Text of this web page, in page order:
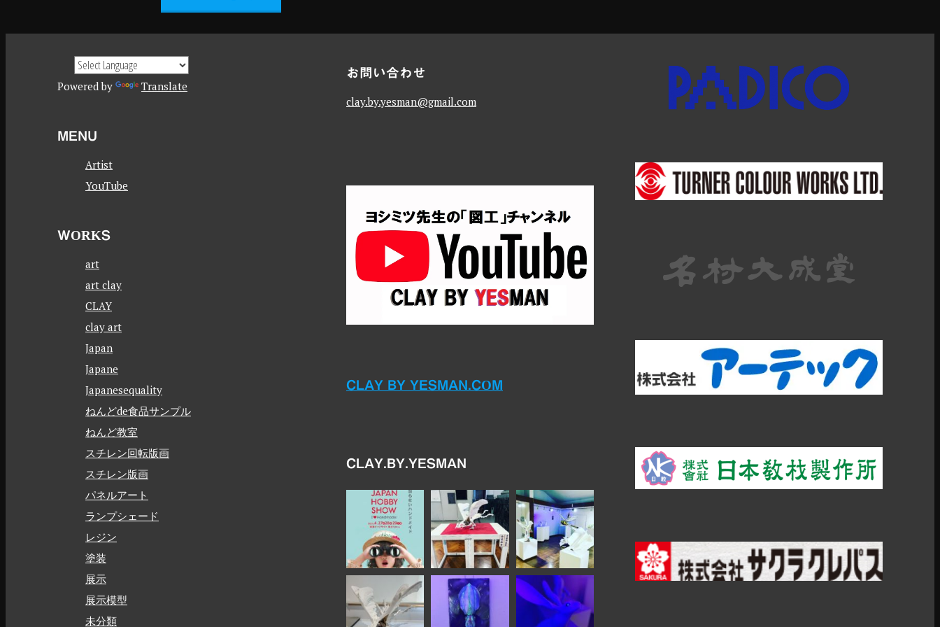
Powered by Translate
MENU
Artist
YouTube
WORKS
art
art clay
CLAY
clay art
Japan
Japane
Japanesequality
ねんどde食品サンプル
ねんど教室
スチレン回転版画
スチレン版画
パネルアート
ランプシェード
レジン
塗装
展示
展示模型
未分類
お問い合わせ
clay.by.yesman@gmail.com
CLAY BY YESMAN.COM
CLAY.BY.YESMAN